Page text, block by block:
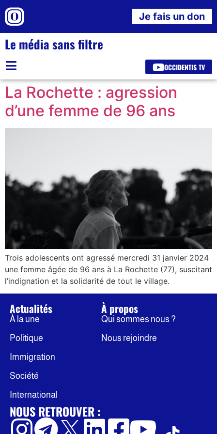
Je fais un don
Le média sans filtre
OCCIDENTIS TV
La Rochette : agression
d’une femme de 96 ans
Trois adolescents ont agressé mercredi 31 janvier 2024
une femme âgée de 96 ans à La Rochette (77), suscitant
l’indignation et la solidarité de tout le village.
NOUS RETROUVER :
Actualités
À la une
Politique
Immigration
Société
International
À propos
Qui sommes nous ?
Nous rejoindre